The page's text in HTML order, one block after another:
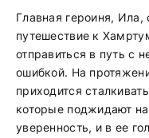
Главная героиня, Ила,
путешествие к
отправиться в путь с
ошибкой. На
приходится
которые поджидают
уверенность, и в ее